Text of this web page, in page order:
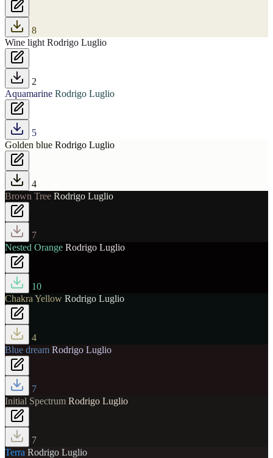
8
Wine light Rodrigo Luglio
2
Aquamarine Rodrigo Luglio
5
Golden blue Rodrigo Luglio
4
Brown Tree Rodrigo Luglio
7
Nested Orange Rodrigo Luglio
10
Chakra Yellow Rodrigo Luglio
4
Blue dream Rodrigo Luglio
7
Initial Spectrum Rodrigo Luglio
7
Terra Rodrigo Luglio